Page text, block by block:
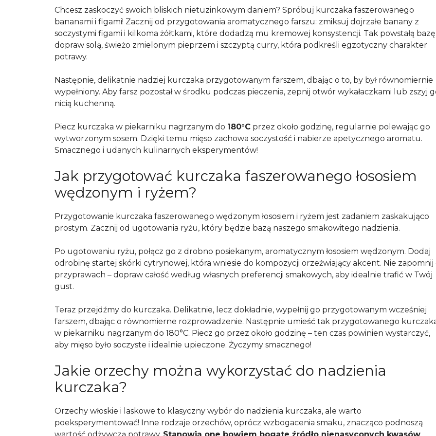
Chcesz zaskoczyć swoich bliskich nietuzinkowym daniem? Spróbuj kurczaka faszerowanego
bananami i figami! Zacznij od przygotowania aromatycznego farszu: zmiksuj dojrzałe banany z
soczystymi figami i kilkoma żółtkami, które dodadzą mu kremowej konsystencji. Tak powstałą bazę
dopraw solą, świeżo zmielonym pieprzem i szczyptą curry, która podkreśli egzotyczny charakter
potrawy.
Następnie, delikatnie nadziej kurczaka przygotowanym farszem, dbając o to, by był równomiernie
wypełniony. Aby farsz pozostał w środku podczas pieczenia, zepnij otwór wykałaczkami lub zszyj
nicią kuchenną.
Piecz kurczaka w piekarniku nagrzanym do 180°C przez około godzinę, regularnie polewając go
wytworzonym sosem. Dzięki temu mięso zachowa soczystość i nabierze apetycznego aromatu.
Smacznego i udanych kulinarnych eksperymentów!
Jak przygotować kurczaka faszerowanego łososiem
wędzonym i ryżem?
Przygotowanie kurczaka faszerowanego wędzonym łososiem i ryżem jest zadaniem zaskakująco
prostym. Zacznij od ugotowania ryżu, który będzie bazą naszego smakowitego nadzienia.
Po ugotowaniu ryżu, połącz go z drobno posiekanym, aromatycznym łososiem wędzonym. Dodaj
odrobinę startej skórki cytrynowej, która wniesie do kompozycji orzeźwiający akcent. Nie zapomnij
przyprawach – dopraw całość według własnych preferencji smakowych, aby idealnie trafić w Twój
gust.
Teraz przejdźmy do kurczaka. Delikatnie, lecz dokładnie, wypełnij go przygotowanym wcześniej
farszem, dbając o równomierne rozprowadzenie. Następnie umieść tak przygotowanego
w piekarniku nagrzanym do 180°C. Piecz go przez około godzinę – ten czas powinien wystarczyć,
aby mięso było soczyste i idealnie upieczone. Życzymy smacznego!
Jakie orzechy można wykorzystać do nadzienia
kurczaka?
Orzechy włoskie i laskowe to klasyczny wybór do nadzienia kurczaka, ale warto
poeksperymentować! Inne rodzaje orzechów, oprócz wzbogacenia smaku, znacząco podnoszą